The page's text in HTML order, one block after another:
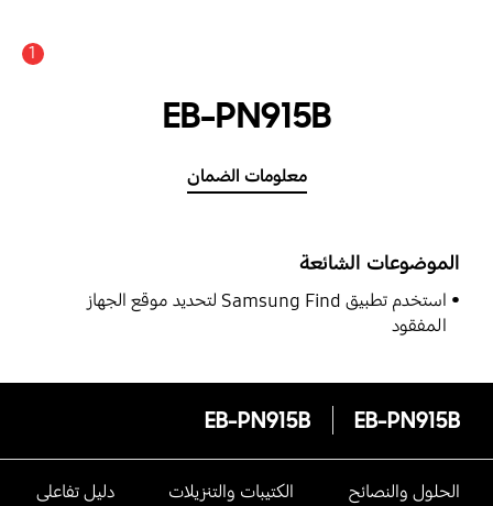
1
EB-PN915B
معلومات الضمان
الموضوعات الشائعة
استخدم تطبيق Samsung Find لتحديد موقع الجهاز
المفقود
EB-PN915B
EB-PN915B
الحلول والنصائح الكتيبات والتنزيلات دليل تفاعلى